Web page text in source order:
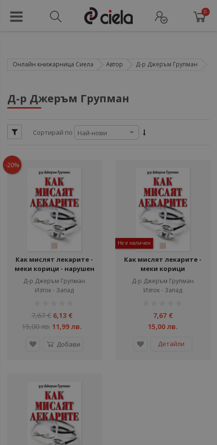
0
Онлайн книжарница Сиела Автор Д-р Джеръм Групман
Д-р Джеръм Групман
Сортирай по
-20%
Как мислят лекарите -
меки корици - нарушен
търговски вид
Д-р Джеръм Групман
Изток - Запад
1%
7,67 € 6,13 €
15,00 лв. 11,99 лв.
Добави
Не е наличен
Как мислят лекарите -
меки корици
Д-р Джеръм Групман
Изток - Запад
7,67 €
15,00 лв.
Детайли